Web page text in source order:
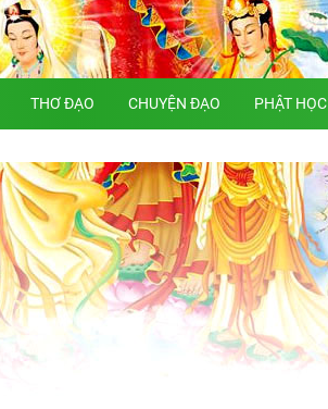
THƠ ĐẠO CHUYỆN ĐẠO PHẬT HỌC